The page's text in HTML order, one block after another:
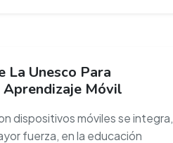
La Unesco Para
Móvil
dispositivos móviles se integra,
fuerza, en la educación